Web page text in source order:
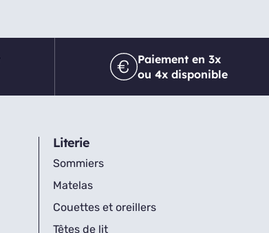
Paiement en 3x
ou 4x disponible
Literie
Sommiers
Matelas
Couettes et oreillers
Têtes de lit